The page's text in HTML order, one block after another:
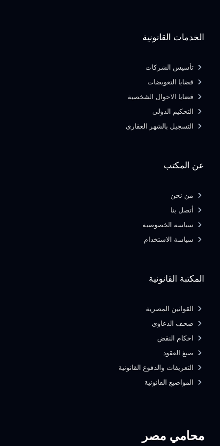
محامي مصر
المكتبة القانونية
القوانين المصرية
صحف الدعاوى
احكام النقض
صيغ العقود
التعريفات والدفوع القانونية
المواضيع القانونية
عن المكتب
من نحن
أتصل بنا
سياسة الخصوصية
سياسة الاستخدام
الخدمات القانونية
تأسيس الشركات
قضايا التعويضات
قضايا الاحوال الشخصية
التحكيم الدولى
التسجيل بالشهر العقارى